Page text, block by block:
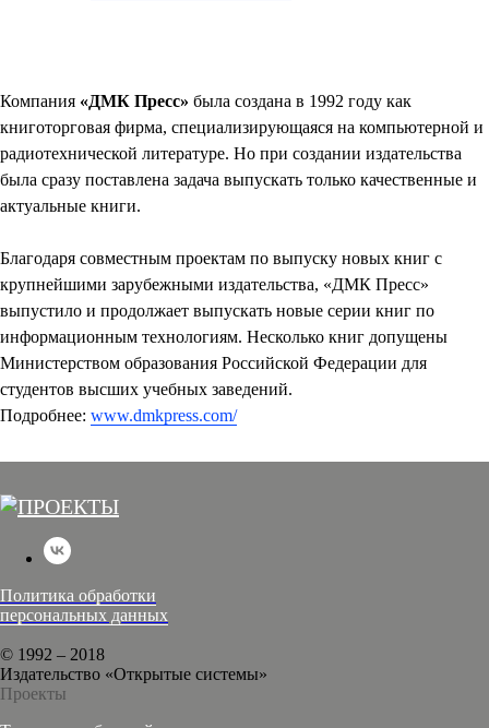
Компания «ДМК Пресс» была создана в 1992 году как
книготорговая фирма, специализирующаяся на компьютерной и
радиотехнической литературе. Но при создании издательства
была сразу поставлена задача выпускать только качественные и
актуальные книги.
Благодаря совместным проектам по выпуску новых книг с
крупнейшими зарубежными издательства, «ДМК Пресс»
выпустило и продолжает выпускать новые серии книг по
информационным технологиям. Несколько книг допущены
Министерством образования Российской Федерации для
студентов высших учебных заведений.
Подробнее: www.dmkpress.com/
Политика обработки
персональных данных
© 1992 – 2018
Издательство «Открытые системы»
Проекты